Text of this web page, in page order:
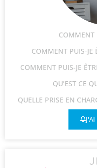
COMMENT
COMMENT PUIS-JE
COMMENT PUIS-JE
QU’EST CE
QUELLE PRISE EN